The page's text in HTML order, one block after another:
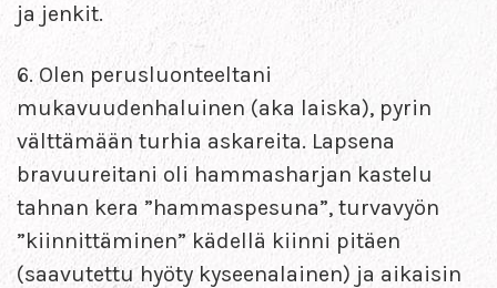
ja jenkit.
6. Olen perusluonteeltani
mukavuudenhaluinen (aka laiska), pyrin
välttämään turhia askareita. Lapsena
bravuureitani oli hammasharjan kastelu
tahnan kera ”hammaspesuna”, turvavyön
”kiinnittäminen” kädellä kiinni pitäen
(saavutettu hyöty kyseenalainen) ja aikaisin